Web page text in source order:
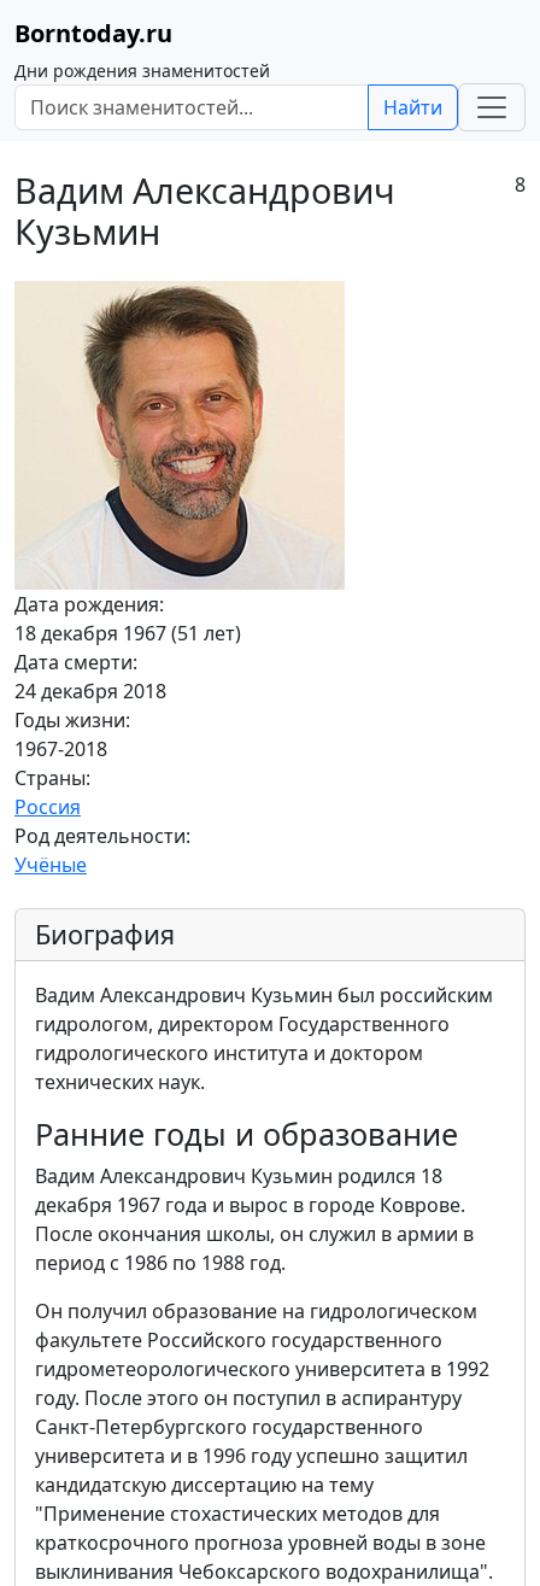
Borntoday.ru
Дни рождения знаменитостей
Найти
Вадим Александрович
Кузьмин
8
Дата рождения:
18 декабря 1967 (51 лет)
Дата смерти:
24 декабря 2018
Годы жизни:
1967-2018
Страны:
Россия
Род деятельности:
Учёные
Биография
Вадим Александрович Кузьмин был российским
гидрологом, директором Государственного
гидрологического института и доктором
технических наук.
Ранние годы и образование
Вадим Александрович Кузьмин родился 18
декабря 1967 года и вырос в городе Коврове.
После окончания школы, он служил в армии в
период с 1986 по 1988 год.
Он получил образование на гидрологическом
факультете Российского государственного
гидрометеорологического университета в 1992
году. После этого он поступил в аспирантуру
Санкт-Петербургского государственного
университета и в 1996 году успешно защитил
кандидатскую диссертацию на тему
"Применение стохастических методов для
краткосрочного прогноза уровней воды в зоне
выклинивания Чебоксарского водохранилища".